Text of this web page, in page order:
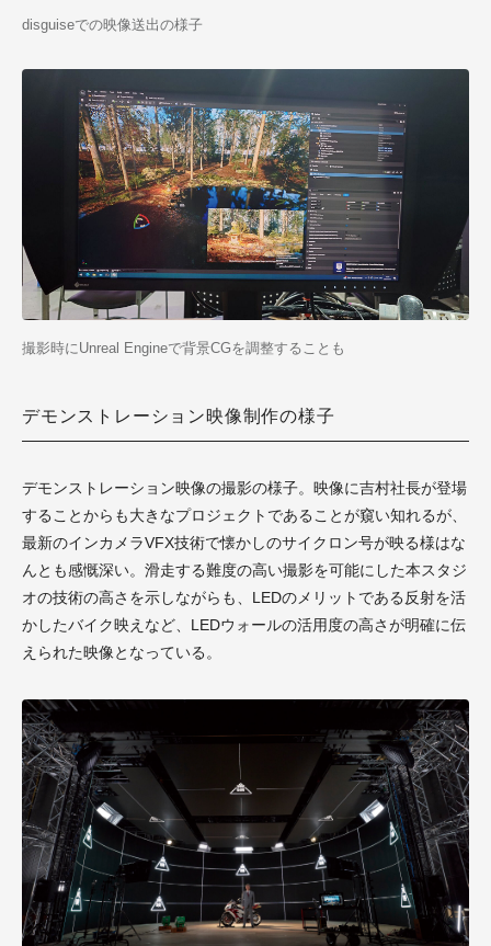
disguiseでの映像送出の様子
撮影時にUnreal Engineで背景CGを調整することも
デモンストレーション映像制作の様子
デモンストレーション映像の撮影の様子。映像に吉村社長が登場
することからも大きなプロジェクトであることが窺い知れるが、
最新のインカメラVFX技術で懐かしのサイクロン号が映る様はな
んとも感慨深い。滑走する難度の高い撮影を可能にした本スタジ
オの技術の高さを示しながらも、LEDのメリットである反射を活
かしたバイク映えなど、LEDウォールの活用度の高さが明確に伝
えられた映像となっている。